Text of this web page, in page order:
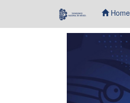
Home